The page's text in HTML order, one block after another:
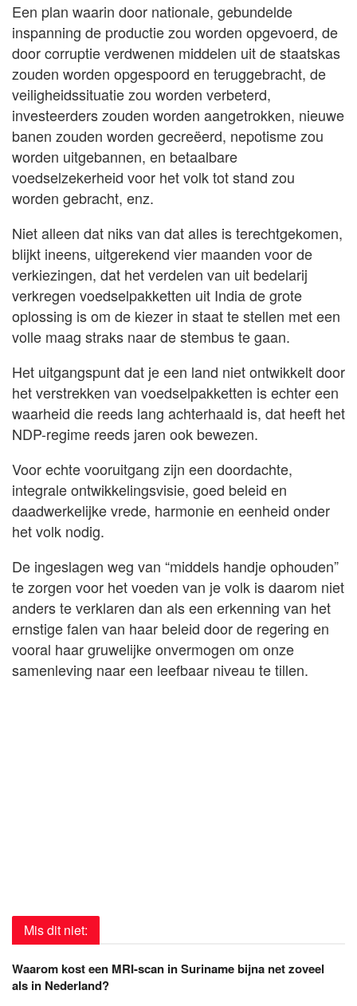
Een plan waarin door nationale, gebundelde
inspanning de productie zou worden opgevoerd, de
door corruptie verdwenen middelen uit de staatskas
zouden worden opgespoord en teruggebracht, de
veiligheidssituatie zou worden verbeterd,
investeerders zouden worden aangetrokken, nieuwe
banen zouden worden gecreëerd, nepotisme zou
worden uitgebannen, en betaalbare
voedselzekerheid voor het volk tot stand zou
worden gebracht, enz.
Niet alleen dat niks van dat alles is terechtgekomen,
blijkt ineens, uitgerekend vier maanden voor de
verkiezingen, dat het verdelen van uit bedelarij
verkregen voedselpakketten uit India de grote
oplossing is om de kiezer in staat te stellen met een
volle maag straks naar de stembus te gaan.
Het uitgangspunt dat je een land niet ontwikkelt door
het verstrekken van voedselpakketten is echter een
waarheid die reeds lang achterhaald is, dat heeft het
NDP-regime reeds jaren ook bewezen.
Voor echte vooruitgang zijn een doordachte,
integrale ontwikkelingsvisie, goed beleid en
daadwerkelijke vrede, harmonie en eenheid onder
het volk nodig.
De ingeslagen weg van “middels handje ophouden”
te zorgen voor het voeden van je volk is daarom niet
anders te verklaren dan als een erkenning van het
ernstige falen van haar beleid door de regering en
vooral haar gruwelijke onvermogen om onze
samenleving naar een leefbaar niveau te tillen.
Mis dit niet:
Waarom kost een MRI-scan in Suriname bijna net zoveel
als in Nederland?